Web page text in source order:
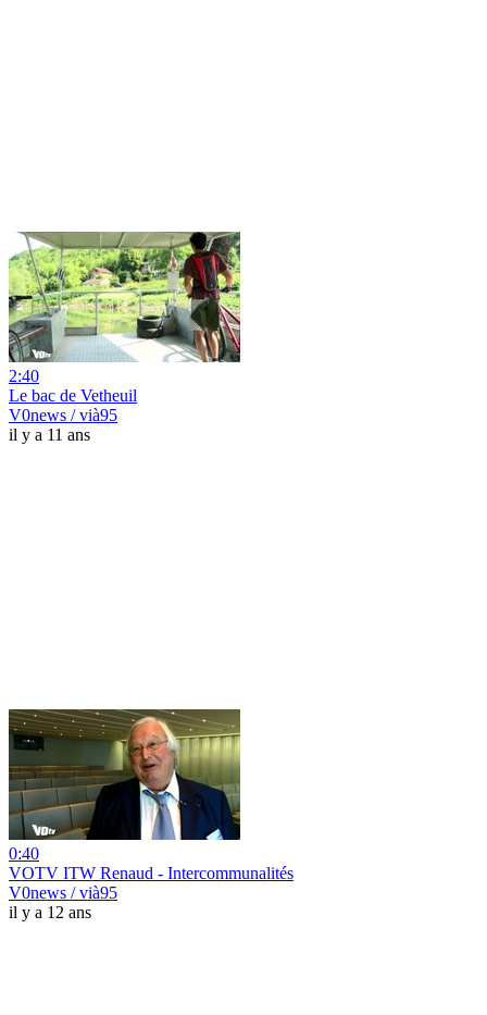
2:40
Le bac de Vetheuil
V0news / vià95
il y a 11 ans
0:40
VOTV ITW Renaud - Intercommunalités
V0news / vià95
il y a 12 ans